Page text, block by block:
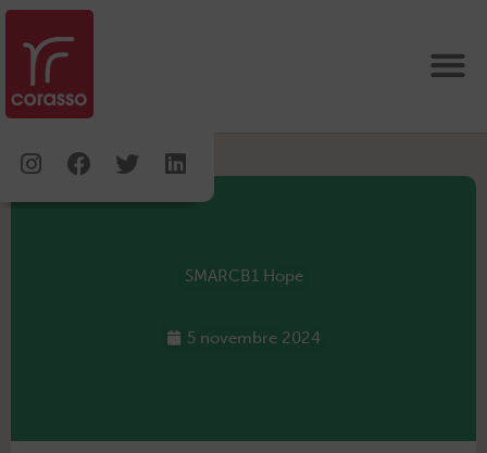
Aller
contenu
InstagramFacebook
TwitterLinkedin
SMARCB1 Hope
5 novembre 2024